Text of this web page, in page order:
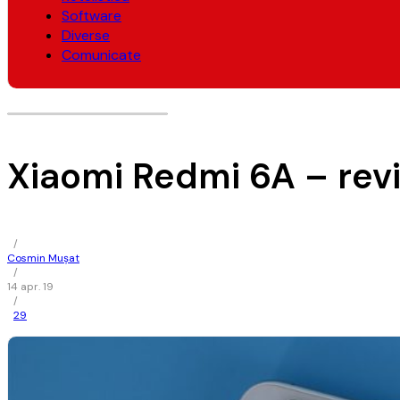
Software
Diverse
Comunicate
Xiaomi Redmi 6A –
/
Cosmin Mușat
/
14 apr. 19
/
29